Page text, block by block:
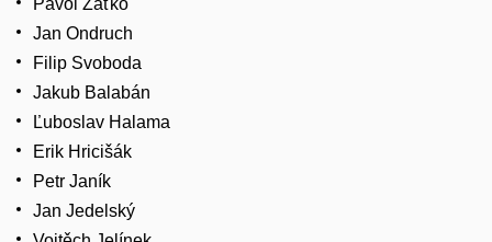
Jan Ondruch
Filip Svoboda
Jakub Balabán
Ľuboslav Halama
Erik Hricišák
Petr Janík
Jan Jedelský